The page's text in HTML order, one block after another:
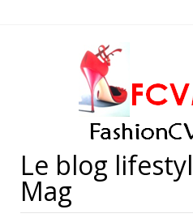
Le blog
Mag